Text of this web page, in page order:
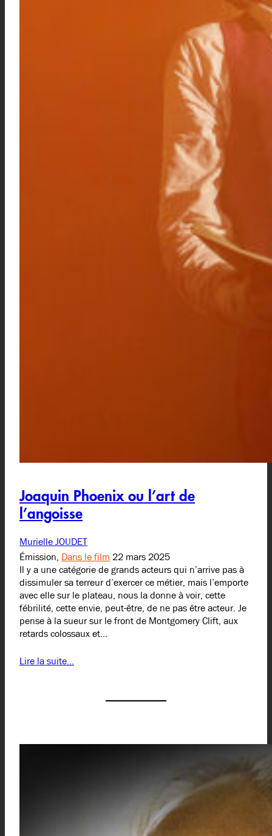
Joaquin Phoenix ou l’art de
l’angoisse
Murielle JOUDET
Émission, Dans le film 22 mars 2025
Il y a une catégorie de grands acteurs qui n’arrive pas à
dissimuler sa terreur d’exercer ce métier, mais l’emporte
avec elle sur le plateau, nous la donne à voir, cette
fébrilité, cette envie, peut-être, de ne pas être acteur. Je
pense à la sueur sur le front de Montgomery Clift, aux
retards colossaux et…
Lire la suite…